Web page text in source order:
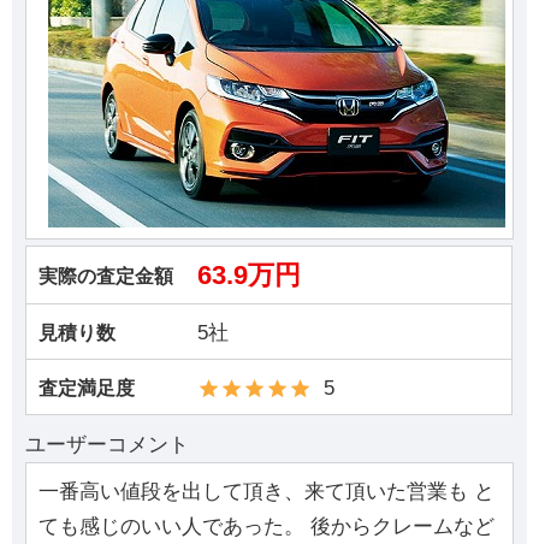
実際の査定金額 63.9万円
見積り数 5社
査定満足度 5
ユーザーコメント
一番高い値段を出して頂き、来て頂いた営業も と
ても感じのいい人であった。 後からクレームなど